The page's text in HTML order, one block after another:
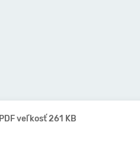
PDF veľkosť 261 KB